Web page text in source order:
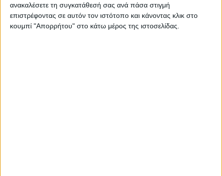
ανακαλέσετε τη συγκατάθεσή σας ανά πάσα στιγμή
επιστρέφοντας σε αυτόν τον ιστότοπο και κάνοντας κλικ στο
κουμπί "Απορρήτου" στο κάτω μέρος της ιστοσελίδας.
ΠΑΡΟΜΟΙΑ ΑΡΘΡΑ